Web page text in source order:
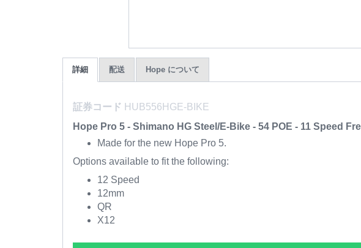
詳細 配送 Hope について
証券コード HUB556HGE-BIKE
Hope Pro 5 - Shimano HG Steel/E-Bike - 54 POE - 11 Speed
Made for the new Hope Pro 5.
Options available to fit the following:
12 Speed
12mm
QR
X12